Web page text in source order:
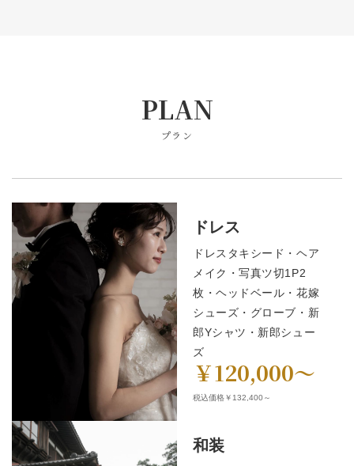
PLAN
プラン
ドレス
ドレスタキシード・ヘア
メイク・写真ツ切1P2
枚・ヘッドベール・花嫁
シューズ・グローブ・新
郎Yシャツ・新郎シュー
ズ
￥120,000～
税込価格￥132,400～
和装